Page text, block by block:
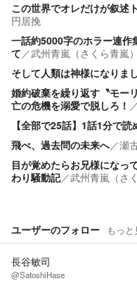
この世界でオレだけが叙述
円居挽
一話約5000字のホラー連
て／武州青嵐（さくら青嵐）
そして人類は神様になりま
婚約破棄を繰り返す〝モ
亡の危機を溺愛で脱しろ！ ／
【全部で25話】1話1分で読
飛べ、過去問の未来へ／瀬
目が覚めたらお兄様にな
わり騒動記／武州青嵐（さ
ユーザーのフォロー もっと
長谷敏司
@SatoshiHase